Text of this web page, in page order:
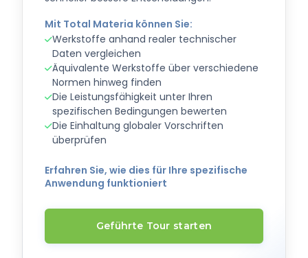
Mit Total Materia können Sie:
Werkstoffe anhand realer technischer
Daten vergleichen
Äquivalente Werkstoffe über verschiedene
Normen hinweg finden
Die Leistungsfähigkeit unter Ihren
spezifischen Bedingungen bewerten
Die Einhaltung globaler Vorschriften
überprüfen
Erfahren Sie, wie dies für Ihre spezifische
Anwendung funktioniert
Geführte Tour starten